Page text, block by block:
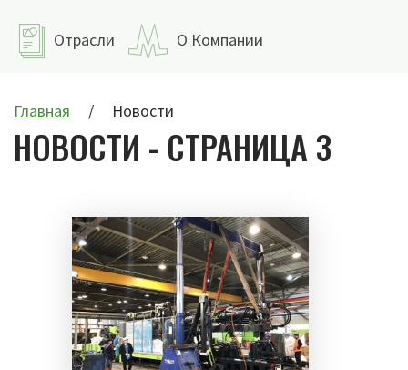
Отрасли О Компании
Главная Новости
НОВОСТИ - СТРАНИЦА 3